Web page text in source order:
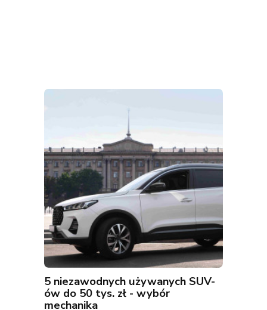
5 niezawodnych używanych SUV-
ów do 50 tys. zł - wybór
mechanika